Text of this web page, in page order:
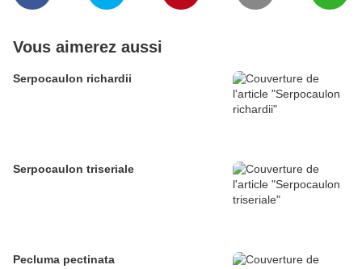
Vous aimerez aussi
Serpocaulon richardii
Serpocaulon triseriale
Pecluma pectinata